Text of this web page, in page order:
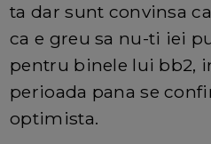
ta dar sunt convinsa
ca e greu sa nu-ti iei
pentru binele lui bb2,
perioada pana se
optimista.